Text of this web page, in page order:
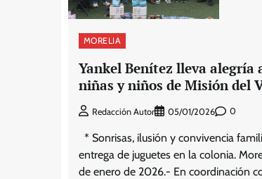
MORELIA
Yankel Benítez lleva alegría
niñas y niños de Misión del
Redacción Autor 05/01/2026 0
* Sonrisas, ilusión y convivencia
entrega de juguetes en la colonia.
de enero de 2026.- En coordinación